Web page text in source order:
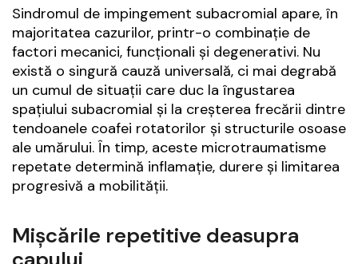
Sindromul de impingement subacromial apare, în
majoritatea cazurilor, printr-o combinație de
factori mecanici, funcționali și degenerativi. Nu
există o singură cauză universală, ci mai degrabă
un cumul de situații care duc la îngustarea
spațiului subacromial și la creșterea frecării dintre
tendoanele coafei rotatorilor și structurile osoase
ale umărului. În timp, aceste microtraumatisme
repetate determină inflamație, durere și limitarea
progresivă a mobilității.
Mișcările repetitive deasupra